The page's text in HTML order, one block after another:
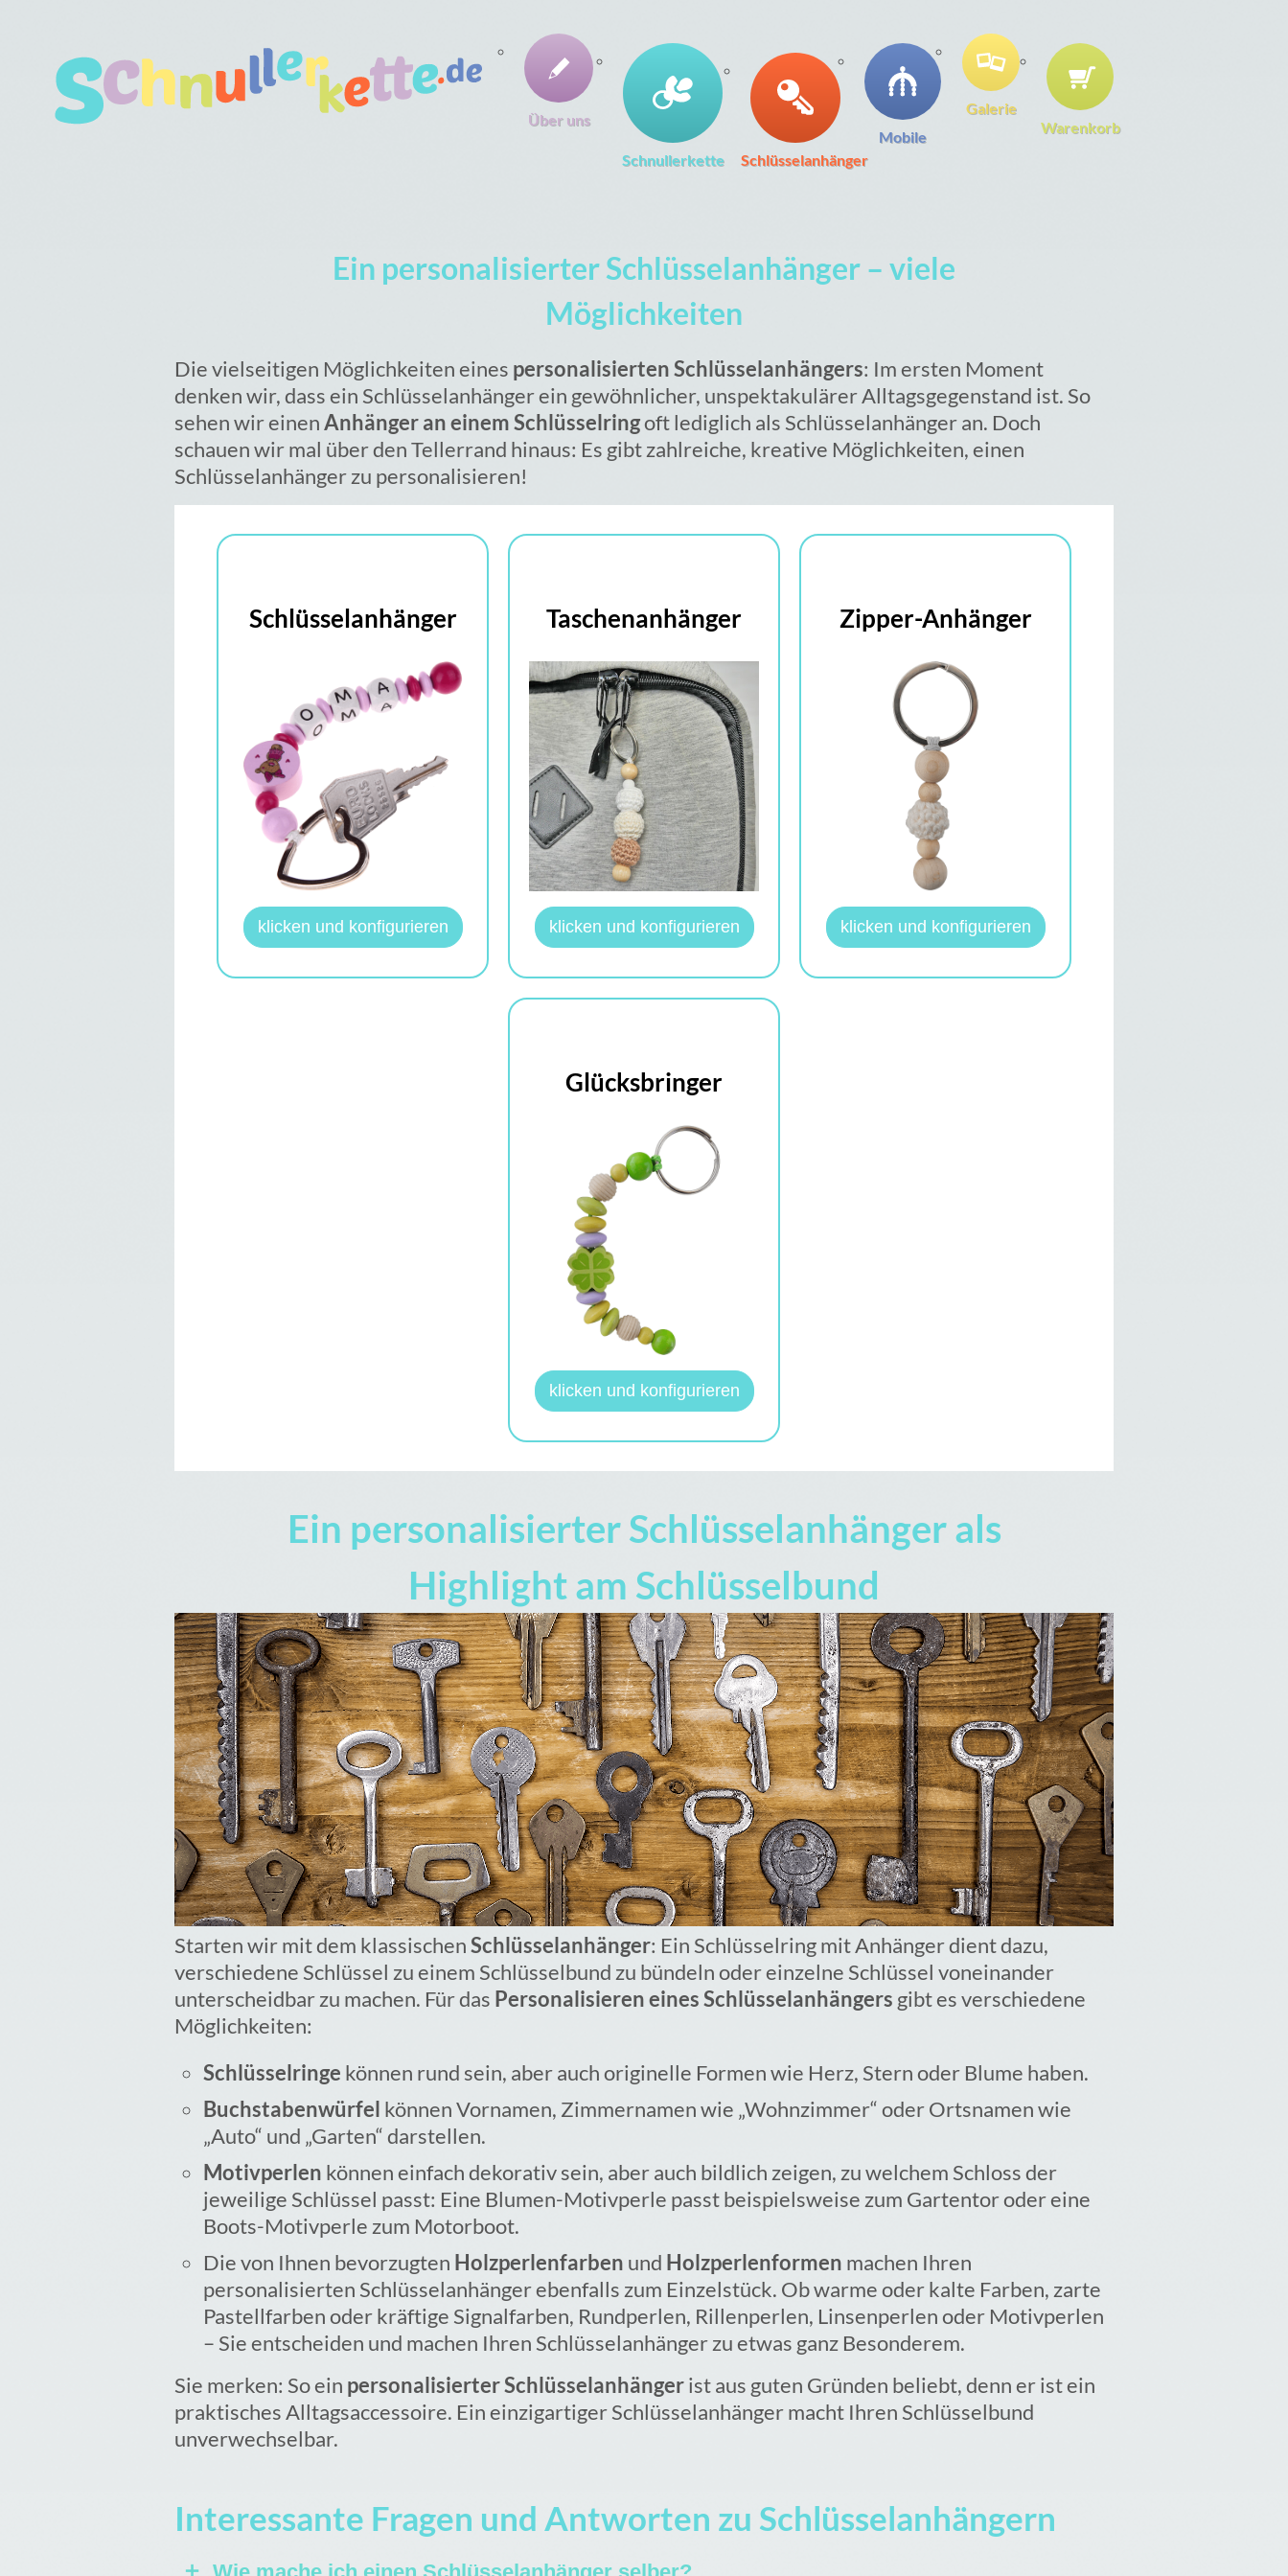
Über uns
Schnullerkette Schlüsselanhänger
Mobile
Galerie
Warenkorb
Ein personalisierter Schlüsselanhänger – viele
Möglichkeiten
Die vielseitigen Möglichkeiten eines personalisierten Schlüsselanhängers: Im ersten Moment
denken wir, dass ein Schlüsselanhänger ein gewöhnlicher, unspektakulärer Alltagsgegenstand ist. So
sehen wir einenAnhänger an einem Schlüsselringoft lediglich als Schlüsselanhänger an. Doch
schauen wir mal über den Tellerrand hinaus: Es gibt zahlreiche, kreative Möglichkeiten, einen
Schlüsselanhänger zu personalisieren!
Schlüsselanhänger
klicken und konfigurieren
Taschenanhänger
klicken und konfigurieren
Zipper-Anhänger
klicken und konfigurieren
Glücksbringer
klicken und konfigurieren
Ein personalisierter Schlüsselanhänger als
Highlight am Schlüsselbund
Starten wir mit dem klassischenSchlüsselanhänger: Ein Schlüsselring mit Anhänger dient dazu,
verschiedene Schlüssel zu einem Schlüsselbund zu bündeln oder einzelne Schlüssel voneinander
unterscheidbar zu machen. Für das Personalisieren eines Schlüsselanhängers gibt es verschiedene
Möglichkeiten:
Schlüsselringe können rund sein, aber auch originelle Formen wie Herz, Stern oder Blume haben.
Buchstabenwürfel können Vornamen, Zimmernamen wie „Wohnzimmer“ oder Ortsnamen wie
„Auto“ und „Garten“ darstellen.
Motivperlen können einfach dekorativ sein, aber auch bildlich zeigen, zu welchem Schloss der
jeweilige Schlüssel passt: Eine Blumen-Motivperle passt beispielsweise zum Gartentor oder eine
Boots-Motivperle zum Motorboot.
Die von Ihnen bevorzugten Holzperlenfarben und Holzperlenformen machen Ihren
personalisierten Schlüsselanhänger ebenfalls zum Einzelstück. Ob warme oder kalte Farben, zarte
Pastellfarben oder kräftige Signalfarben, Rundperlen, Rillenperlen, Linsenperlen oder Motivperlen
– Sie entscheiden und machen Ihren Schlüsselanhänger zu etwas ganz Besonderem.
Sie merken: So ein personalisierter Schlüsselanhängerist aus guten Gründen beliebt, denn er ist ein
praktisches Alltagsaccessoire. Ein einzigartiger Schlüsselanhänger macht Ihren Schlüsselbund
unverwechselbar.
Interessante Fragen und Antworten zu Schlüsselanhängern